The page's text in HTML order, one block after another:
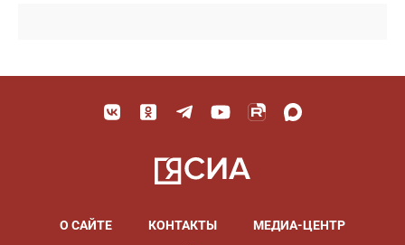
О САЙТЕ КОНТАКТЫ
МЕДИА-ЦЕНТР